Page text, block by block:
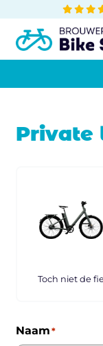
Private
Toch niet de
Naam*